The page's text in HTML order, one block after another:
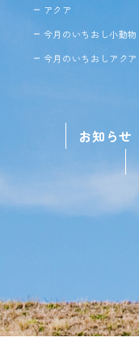
アクア
今月のいちおし小動物
今月のいちおしアクア
お知らせ